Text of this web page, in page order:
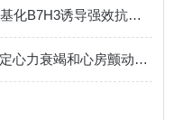
研究揭示：靶向位点特异性N-糖基化B7H3诱导强效抗肿瘤免疫应答
整合代谢组学和蛋白质组学以确定心力衰竭和心房颤动的新型药物靶点